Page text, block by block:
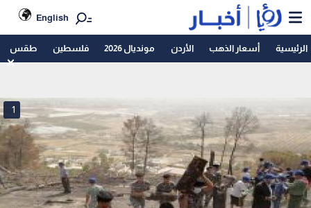
English
الرئيسية أسعار الذهب الأردن مونديال 2026 فلسطين طقس
1